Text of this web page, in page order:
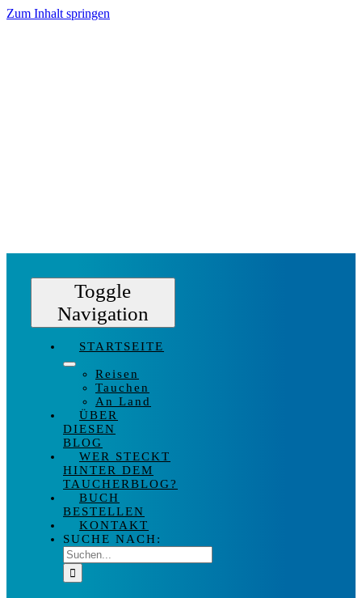
Zum Inhalt springen
Toggle
Navigation
STARTSEITE
Reisen
Tauchen
An Land
ÜBER
DIESEN
BLOG
WER STECKT
HINTER DEM
TAUCHERBLOG?
BUCH
BESTELLEN
KONTAKT
SUCHE NACH: